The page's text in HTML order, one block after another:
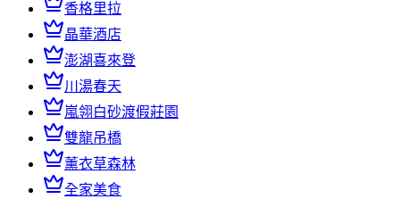
香格里拉
晶華酒店
澎湖喜來登
川湯春天
嵐翎白砂渡假莊園
雙龍吊橋
薰衣草森林
全家美食